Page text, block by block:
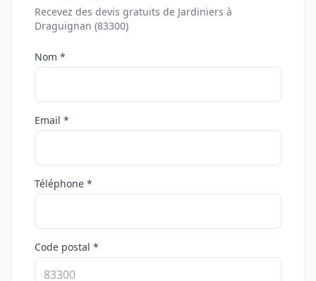
Recevez des devis gratuits de Jardiniers à
Draguignan (83300)
Nom *
Email *
Téléphone *
Code postal *